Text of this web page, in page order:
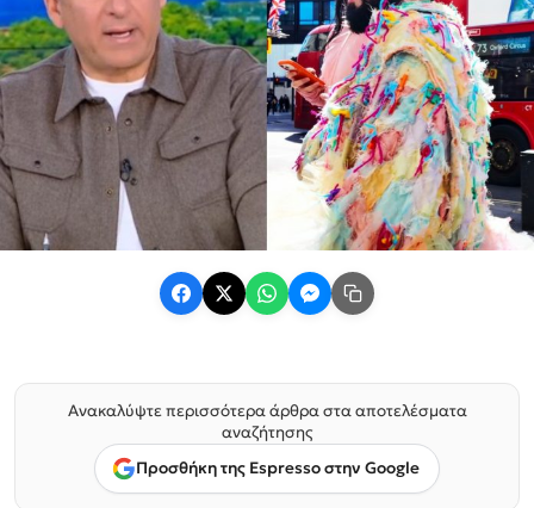
Ανακαλύψτε περισσότερα άρθρα στα αποτελέσματα
αναζήτησης
Προσθήκη της Espresso στην Google